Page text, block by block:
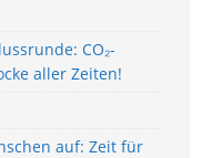
CO₂-
aller Zeiten!
auf: Zeit für